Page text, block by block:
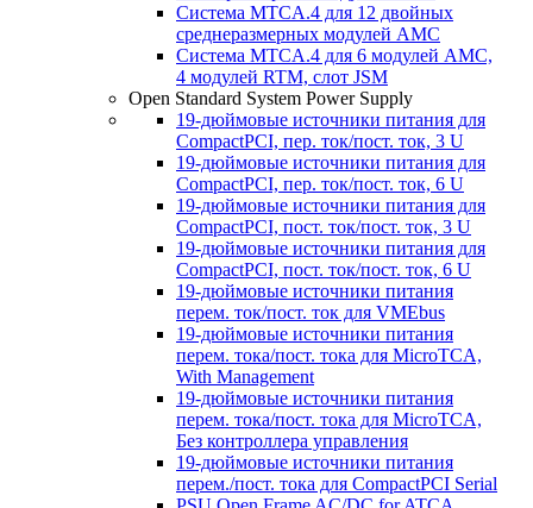
Система MTCA.4 для 12 двойных
среднеразмерных модулей AMC
Система MTCA.4 для 6 модулей AMC,
4 модулей RTM, слот JSM
Open Standard System Power Supply
19-дюймовые источники питания для
CompactPCI, пер. ток/пост. ток, 3 U
19-дюймовые источники питания для
CompactPCI, пер. ток/пост. ток, 6 U
19-дюймовые источники питания для
CompactPCI, пост. ток/пост. ток, 3 U
19-дюймовые источники питания для
CompactPCI, пост. ток/пост. ток, 6 U
19-дюймовые источники питания
перем. ток/пост. ток для VMEbus
19-дюймовые источники питания
перем. тока/пост. тока для MicroTCA,
With Management
19-дюймовые источники питания
перем. тока/пост. тока для MicroTCA,
Без контроллера управления
19-дюймовые источники питания
перем./пост. тока для CompactPCI Serial